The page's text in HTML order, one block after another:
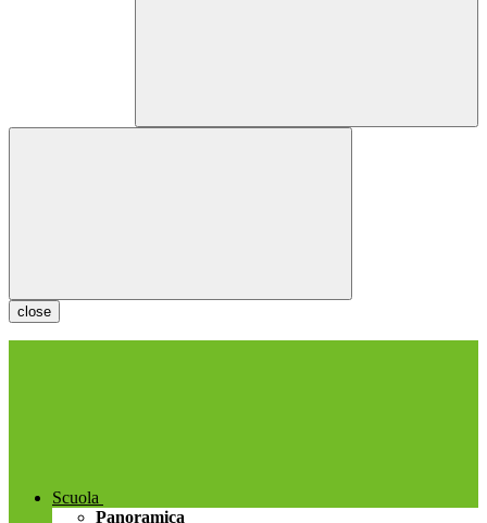
close
Scuola
Panoramica